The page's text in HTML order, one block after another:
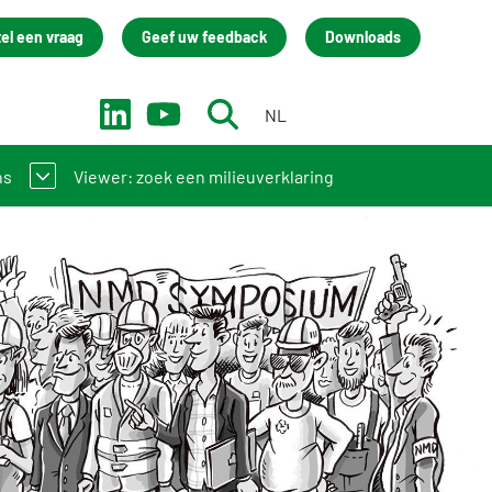
een vraag Geef uw feedback Downloads
NL
bij de NMD? Zo werkt het stelsel
Stichting NMD
Viewer: zoek een milieuverklaring